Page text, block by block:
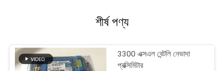
শীর্ষ পণ্য
3300 এক্সএল বেন্টলি নেভাদা
প্রক্সিমিটার